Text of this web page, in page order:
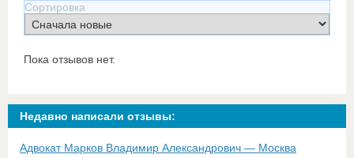
Сортировка
Пока отзывов нет.
Недавно написали отзывы:
Адвокат Марков Владимир Александрович — Москва